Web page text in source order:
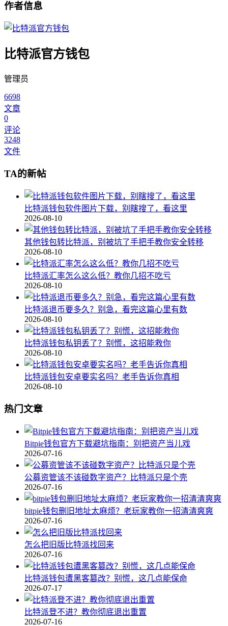
作者信息
比特派官方钱包
管理员
6698
文章
0
评论
3248
文件
TA的新帖
比特派钱包软件图片下载，别瞎搜了，看这里
2026-08-10
其他钱包转比特派，别被坑了手把手教你安全转移
2026-08-10
比特派汇率怎么这么低？教你几招不吃亏
2026-08-10
比特派退币要多久？别急，看完这篇心里有数
2026-08-10
比特派钱包私钥丢了？别慌，这招能救你
2026-08-10
比特派钱包安卓要实名吗？老手告诉你真相
2026-08-10
热门文章
Bitpie钱包官方下载避坑指南：别把资产当儿戏
2026-07-16
公募资管该不该碰数字资产？比特派只是个壳
2026-07-16
bitpie钱包删旧地址太麻烦？老玩家教你一招清清爽爽
2026-07-16
怎么把旧版比特派找回来
2026-07-16
比特派钱包遭黑客篡改？别慌，这几点能保命
2026-07-17
比特派登不进？教你彻底退出重置
2026-07-16